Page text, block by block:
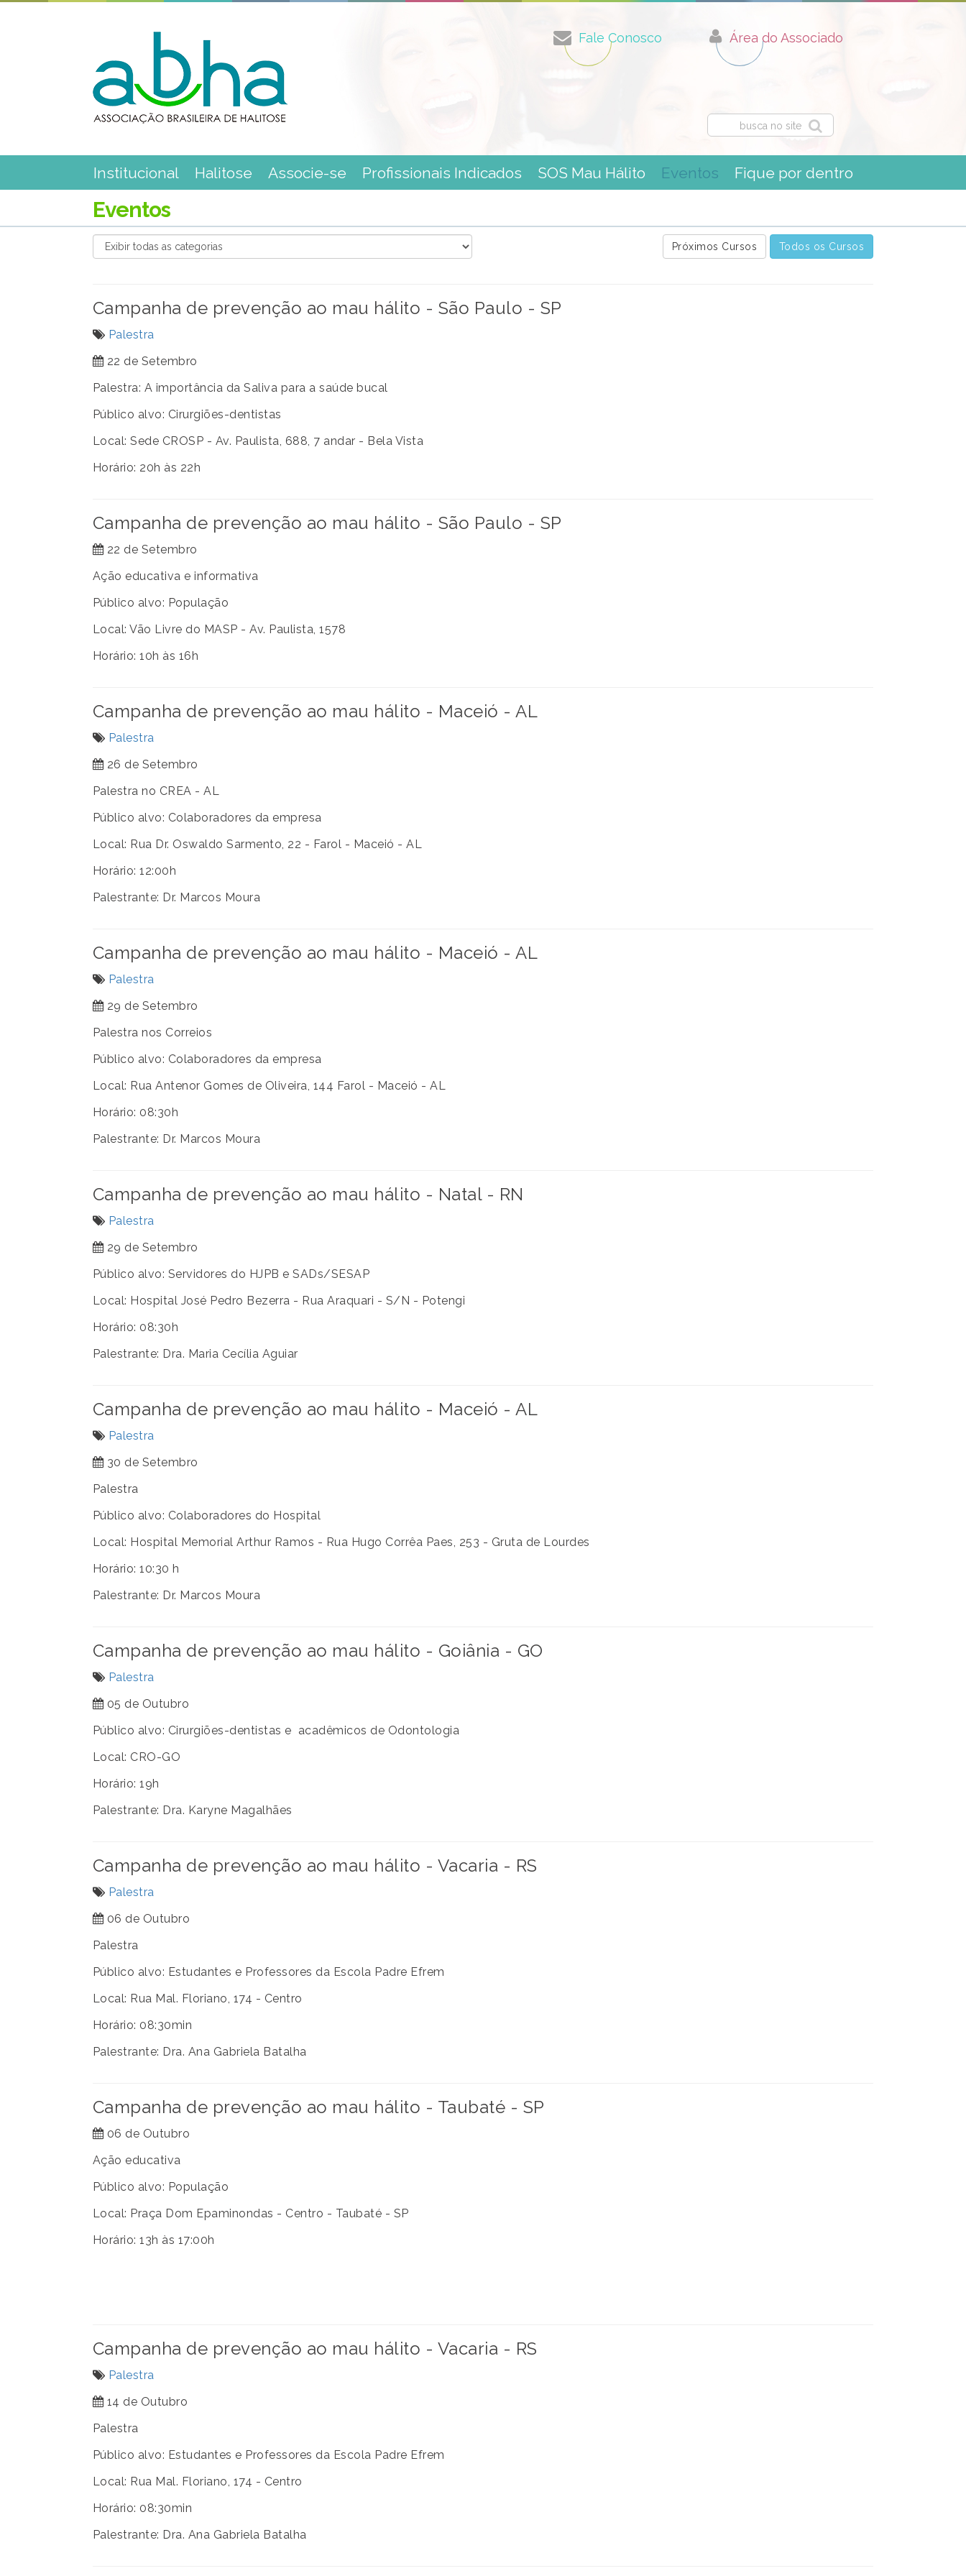
Fale Conosco Área do Associado
busca no site
Institucional Halitose Associe-se Profissionais Indicados SOS Mau Hálito Eventos Fique por dentro
Eventos
Próximos Cursos Todos os Cursos
Campanha de prevenção ao mau hálito - São Paulo - SP
Palestra
22 de Setembro
Palestra: A importância da Saliva para a saúde bucal
Público alvo: Cirurgiões-dentistas
Local: Sede CROSP - Av. Paulista, 688, 7 andar - Bela Vista
Horário: 20h às 22h
Campanha de prevenção ao mau hálito - São Paulo - SP
22 de Setembro
Ação educativa e informativa
Público alvo: População
Local: Vão Livre do MASP - Av. Paulista, 1578
Horário: 10h às 16h
Campanha de prevenção ao mau hálito - Maceió - AL
Palestra
26 de Setembro
Palestra no CREA - AL
Público alvo: Colaboradores da empresa
Local: Rua Dr. Oswaldo Sarmento, 22 - Farol - Maceió - AL
Horário: 12:00h
Palestrante: Dr. Marcos Moura
Campanha de prevenção ao mau hálito - Maceió - AL
Palestra
29 de Setembro
Palestra nos Correios
Público alvo: Colaboradores da empresa
Local: Rua Antenor Gomes de Oliveira, 144 Farol - Maceió - AL
Horário: 08:30h
Palestrante: Dr. Marcos Moura
Campanha de prevenção ao mau hálito - Natal - RN
Palestra
29 de Setembro
Público alvo: Servidores do HJPB e SADs/SESAP
Local: Hospital José Pedro Bezerra - Rua Araquari - S/N - Potengi
Horário: 08:30h
Palestrante: Dra. Maria Cecília Aguiar
Campanha de prevenção ao mau hálito - Maceió - AL
Palestra
30 de Setembro
Palestra
Público alvo: Colaboradores do Hospital
Local: Hospital Memorial Arthur Ramos - Rua Hugo Corrêa Paes, 253 - Gruta de Lourdes
Horário: 10:30 h
Palestrante: Dr. Marcos Moura
Campanha de prevenção ao mau hálito - Goiânia - GO
Palestra
05 de Outubro
Público alvo: Cirurgiões-dentistas e acadêmicos de Odontologia
Local: CRO-GO
Horário: 19h
Palestrante: Dra. Karyne Magalhães
Campanha de prevenção ao mau hálito - Vacaria - RS
Palestra
06 de Outubro
Palestra
Público alvo: Estudantes e Professores da Escola Padre Efrem
Local: Rua Mal. Floriano, 174 - Centro
Horário: 08:30min
Palestrante: Dra. Ana Gabriela Batalha
Campanha de prevenção ao mau hálito - Taubaté - SP
06 de Outubro
Ação educativa
Público alvo: População
Local: Praça Dom Epaminondas - Centro - Taubaté - SP
Horário: 13h às 17:00h
Campanha de prevenção ao mau hálito - Vacaria - RS
Palestra
14 de Outubro
Palestra
Público alvo: Estudantes e Professores da Escola Padre Efrem
Local: Rua Mal. Floriano, 174 - Centro
Horário: 08:30min
Palestrante: Dra. Ana Gabriela Batalha